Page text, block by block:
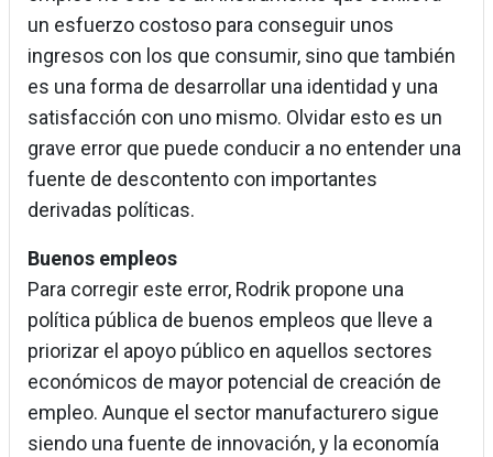
un esfuerzo costoso para conseguir unos
ingresos con los que consumir, sino que también
es una forma de desarrollar una identidad y una
satisfacción con uno mismo. Olvidar esto es un
grave error que puede conducir a no entender una
fuente de descontento con importantes
derivadas políticas.
Buenos empleos
Para corregir este error, Rodrik propone una
política pública de buenos empleos que lleve a
priorizar el apoyo público en aquellos sectores
económicos de mayor potencial de creación de
empleo. Aunque el sector manufacturero sigue
siendo una fuente de innovación, y la economía